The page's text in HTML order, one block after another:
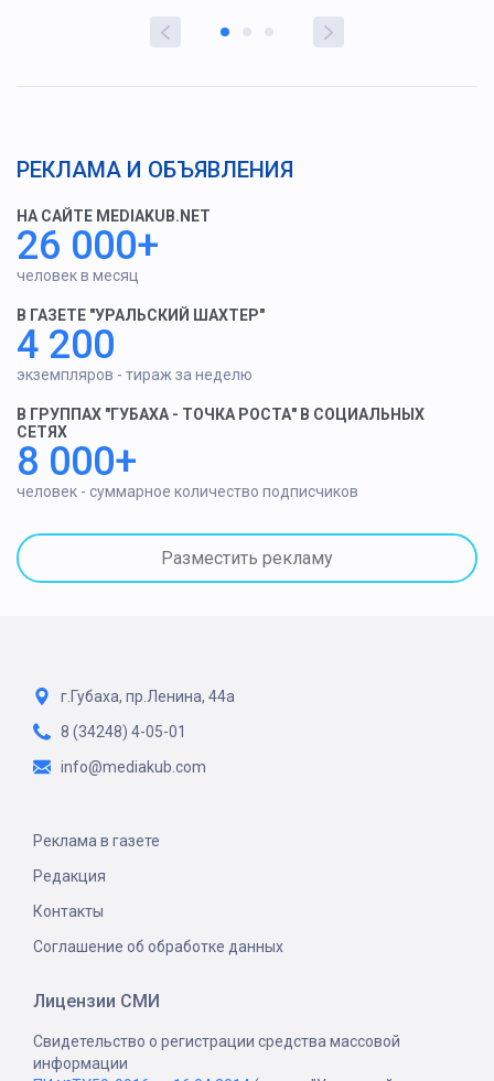
РЕКЛАМА И ОБЪЯВЛЕНИЯ
НА САЙТЕ MEDIAKUB.NET
26 000+
человек в месяц
В ГАЗЕТЕ "УРАЛЬСКИЙ ШАХТЕР"
4 200
экземпляров - тираж за неделю
В ГРУППАХ "ГУБАХА - ТОЧКА РОСТА" В СОЦИАЛЬНЫХ
СЕТЯХ
8 000+
человек - суммарное количество подписчиков
Разместить рекламу
г.Губаха, пр.Ленина, 44а
8 (34248) 4-05-01
info@mediakub.com
Реклама в газете
Редакция
Контакты
Соглашение об обработке данных
Лицензии СМИ
Свидетельство о регистрации средства массовой
информации